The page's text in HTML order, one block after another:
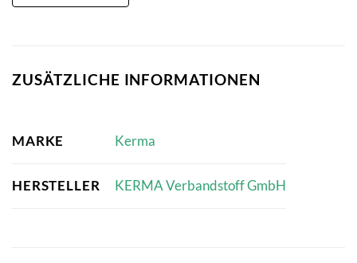
ZUSÄTZLICHE INFORMATIONEN
MARKE Kerma
HERSTELLER KERMA Verbandstoff GmbH